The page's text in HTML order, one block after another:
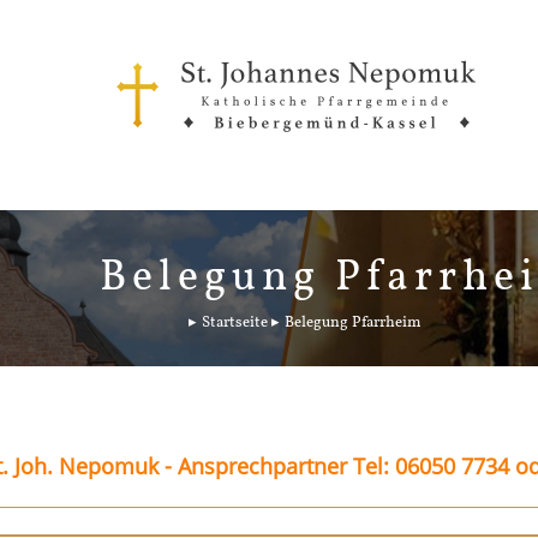
Belegung
Startseite Belegung Pfarrheim
Joh. Nepomuk - Ansprechpartner Tel: 06050 7734